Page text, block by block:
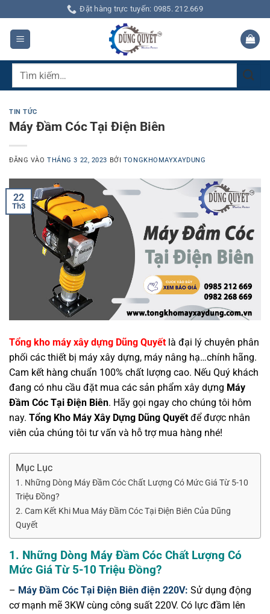
qua
dung
Đặt hàng trực tuyến: 0985. 212.669
Tìm
TIN TỨC
Máy Đầm Cóc Tại Điện Biên
ĐĂNG VÀOTHÁNG 3 22, 2023 BỞI TONGKHOMAYXAYDUNG
22
Th3
Tổng kho máy xây dựng Dũng Quyết là đại lý chuyên phân
phối các thiết bị máy xây dựng, máy nâng hạ…chính hãng.
Cam kết hàng chuẩn 100% chất lượng cao. Nếu Quý khách
đang có nhu cầu đặt mua các sản phẩm xây dựng Máy
Đầm Cóc Tại Điện Biên. Hãy gọi ngay cho chúng tôi hôm
nay. Tổng Kho Máy Xây Dựng Dũng Quyết để được nhân
viên của chúng tôi tư vấn và hỗ trợ mua hàng nhé!
Mục Lục
1. Những Dòng Máy Đầm Cóc Chất Lượng Có Mức Giá Từ 5-10
Triệu Đồng?
2. Cam Kết Khi Mua Máy Đầm Cóc Tại Điện Biên Của Dũng
Quyết
1. Những Dòng Máy Đầm Cóc Chất Lượng Có
Mức Giá Từ 5-10 Triệu Đồng?
– Máy Đầm Cóc Tại Điện Biên điện 220V: Sử dụng động
cơ mạnh mẽ 3KW cùng công suất 220V. Có lực đầm lên